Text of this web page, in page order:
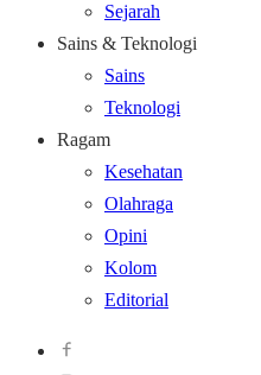
Sejarah
Sains & Teknologi
Sains
Teknologi
Ragam
Kesehatan
Olahraga
Opini
Kolom
Editorial